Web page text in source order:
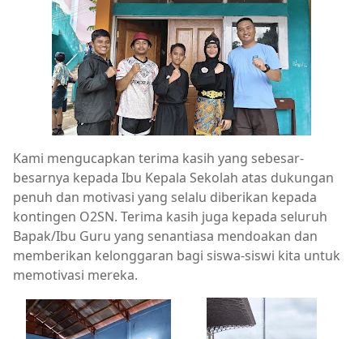
Kami mengucapkan terima kasih yang sebesar-
besarnya kepada Ibu Kepala Sekolah atas dukungan
penuh dan motivasi yang selalu diberikan kepada
kontingen O2SN. Terima kasih juga kepada seluruh
Bapak/Ibu Guru yang senantiasa mendoakan dan
memberikan kelonggaran bagi siswa-siswi kita untuk
memotivasi mereka.